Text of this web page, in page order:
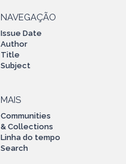
NAVEGAÇÃO
Issue Date
Author
Title
Subject
MAIS
Communities
& Collections
Linha do tempo
Search